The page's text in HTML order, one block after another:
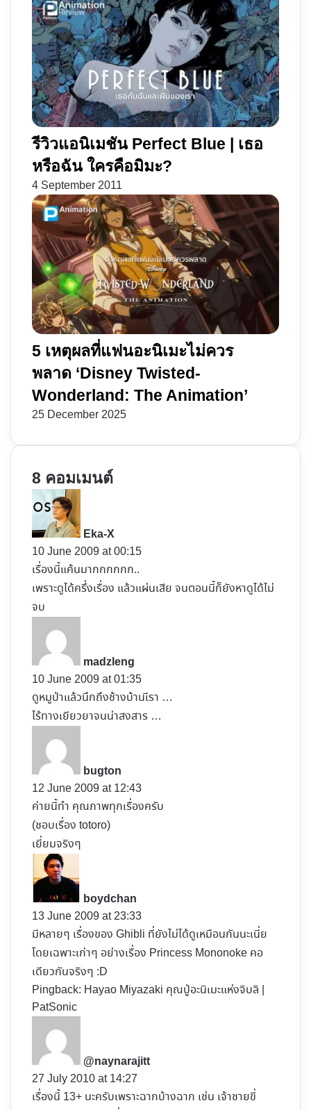
รีวิวแอนิเมชัน Perfect Blue | เธอ
หรือฉัน ใครคือมิมะ?
4 September 2011
5 เหตุผลที่แฟนอะนิเมะไม่ควร
พลาด ‘Disney Twisted-
Wonderland: The Animation’
25 December 2025
8 คอมเมนต์
Eka-X
s
:
10 June 2009 at 00:15
เรื่องนี้แค้นมากกกกกก..
เพราะดูได้ครึ่งเรื่อง แล้วแผ่นเสีย จนตอนนี้ก็ยังหาดูได้ไม่
จบ
madzleng
s
:
10 June 2009 at 01:35
ดูหมูป่าแล้วนึกถึงช้างบ้านเีรา …
ไร้ทางเยียวยาจนน่าสงสาร …
bugton
s
:
12 June 2009 at 12:43
ค่ายนี้ทำ คุณภาพทุกเรื่องครับ
(ชอบเรื่อง totoro)
เยี่ยมจริงๆ
boydchan
s
:
13 June 2009 at 23:33
มีหลายๆ เรื่องของ Ghibli ที่ยังไม่ได้ดูเหมือนกันนะเนี่ย
โดยเฉพาะเก่าๆ อย่างเรื่อง Princess Mononoke คอ
เดียวกันจริงๆ :D
Pingback: Hayao Miyazaki คุณปู่อะนิเมะแห่งจิบลิ |
PatSonic
@naynarajitt
:
27 July 2010 at 14:27
เรื่องนี้ 13+ นะครับเพราะฉากบ้างฉาก เช่น เจ้าชายขี่